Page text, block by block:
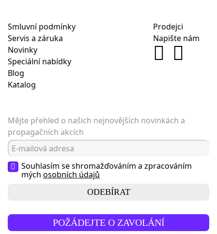
Smluvní podmínky
Servis a záruka
Novinky
Speciální nabídky
Blog
Katalog
Prodejci
Napište nám
Mějte přehled o našich nejnovějších novinkách a
propagačních akcích
Souhlasím se shromažďováním a zpracováním
mých osobních údajů
ODEBÍRAT
POŽÁDEJTE O ZAVOLÁNÍ